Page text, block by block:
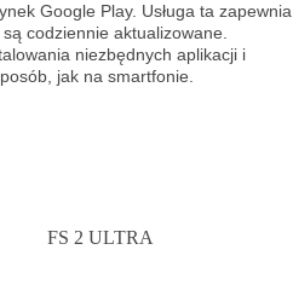
Google Play. Usługa ta zapewnia
codziennie aktualizowane.
niezbędnych aplikacji i
jak na smartfonie.
FS 2 ULTRA